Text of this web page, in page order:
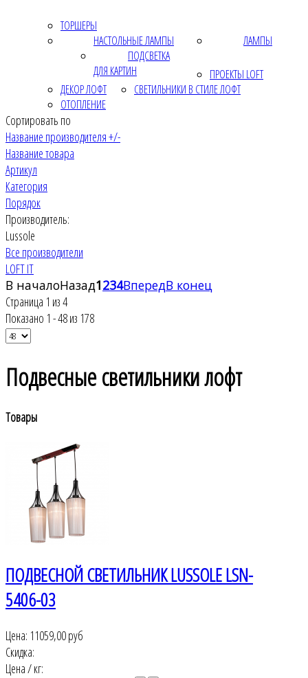
ТОРШЕРЫ
НАСТОЛЬНЫЕ ЛАМПЫ
ПОДСВЕТКА
ДЛЯ КАРТИН
ЛАМПЫ
ПРОЕКТЫ LOFT
ДЕКОР ЛОФТ
СВЕТИЛЬНИКИ В СТИЛЕ ЛОФТ
ОТОПЛЕНИЕ
Сортировать по
Название производителя +/-
Название товара
Артикул
Категория
Порядок
Производитель:
Lussole
Все производители
LOFT IT
В началоНазад1234ВпередВ конец
Страница 1 из 4
Показано 1 - 48 из 178
Подвесные светильники лофт
Товары
ПОДВЕСНОЙ СВЕТИЛЬНИК LUSSOLE LSN-
5406-03
Цена: 11059,00 руб
Скидка:
Цена / кг: